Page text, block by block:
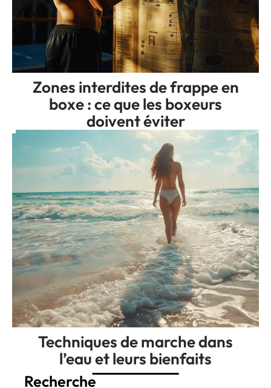
Zones interdites de frappe en
boxe : ce que les boxeurs
doivent éviter
Techniques de marche dans
l’eau et leurs bienfaits
Recherche